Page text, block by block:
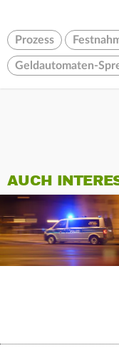
Prozess
Geldautomaten-
AUCH